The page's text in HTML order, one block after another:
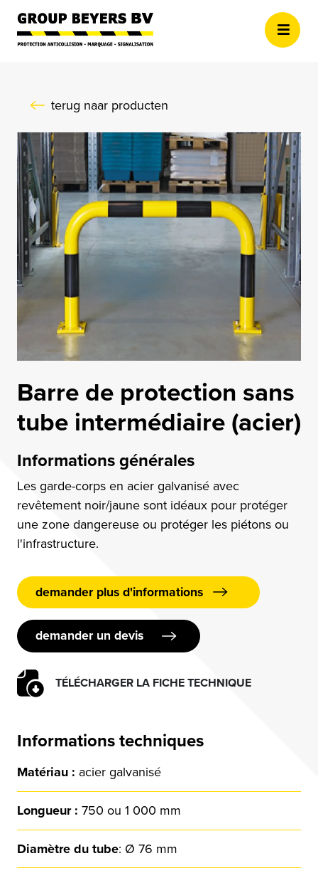
Aller au contenu principal
terug naar producten
Barre de protection sans
tube intermédiaire (acier)
Informations générales
Les garde-corps en acier galvanisé avec
revêtement noir/jaune sont idéaux pour protéger
une zone dangereuse ou protéger les piétons ou
l'infrastructure.
demander plus d'informations
demander un devis
TÉLÉCHARGER LA FICHE TECHNIQUE
Informations techniques
Matériau : acier galvanisé
Longueur : 750 ou 1 000 mm
Diamètre du tube: Ø 76 mm